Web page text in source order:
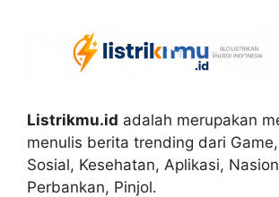
Listrikmu.id adalah merupakan
menulis berita trending dari
Sosial, Kesehatan, Aplikasi,
Perbankan, Pinjol.